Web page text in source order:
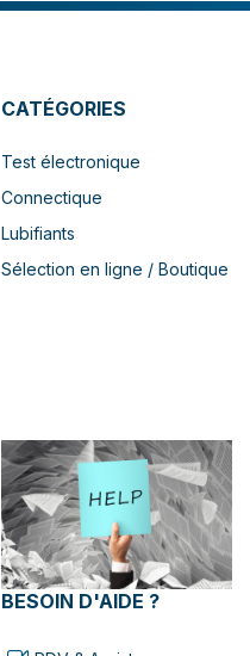
CATÉGORIES
Test électronique
Connectique
Lubifiants
Sélection en ligne / Boutique
BESOIN D'AIDE ?